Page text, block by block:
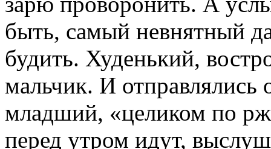
быть, самый невнятный
будить. Худенький,
мальчик. И
младший, «целиком по
перед утром идут,